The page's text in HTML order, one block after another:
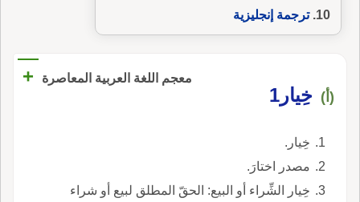
ترجمة إنجليزية
معجم اللغة العربية المعاصرة +
(أ) خِيار1
خِيار.
مصدر اختارَ.
خِيار الشِّراء أو البيع: الحقّ المطلق لبيع أو شراء